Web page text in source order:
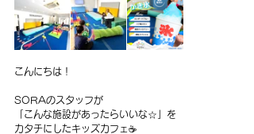
こんにちは！
SORAのスタッフが
「こんな施設があったらいいな☆」を
カタチにしたキッズカフェ☕